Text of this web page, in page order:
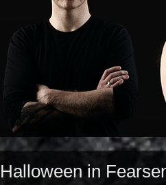
Halloween in